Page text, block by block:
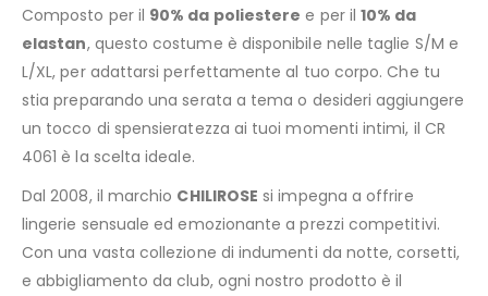
Composto per il 90% da poliestere e per il10% da
elastan, questo costume è disponibile nelle taglie S/M e
L/XL, per adattarsi perfettamente al tuo corpo. Che tu
stia preparando una serata a tema o desideri aggiungere
un tocco di spensieratezza ai tuoi momenti intimi, il CR
4061 è la scelta ideale.
Dal 2008, il marchio CHILIROSE si impegna a offrire
lingerie sensuale ed emozionante a prezzi competitivi.
Con una vasta collezione di indumenti da notte, corsetti,
e abbigliamento da club, ogni nostro prodotto è il